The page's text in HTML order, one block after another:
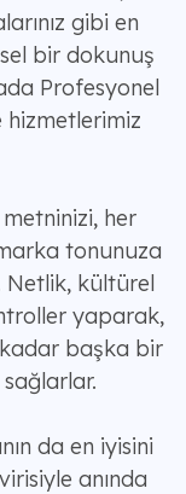
gibi en
bir dokunuş
Profesyonel
hizmetlerimiz
her
tonunuza
Netlik, kültürel
yaparak,
başka bir
sağlarlar.
da en iyisini
anında